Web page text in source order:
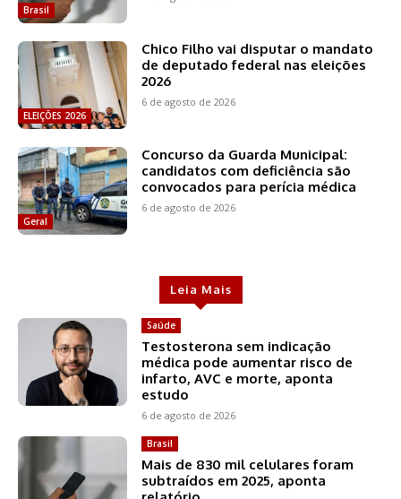
Brasil
ELEIÇÕES 2026
Chico Filho vai disputar o mandato
de deputado federal nas eleições
2026
6 de agosto de 2026
Geral
Concurso da Guarda Municipal:
candidatos com deficiência são
convocados para perícia médica
6 de agosto de 2026
Leia Mais
Saúde
Testosterona sem indicação
médica pode aumentar risco de
infarto, AVC e morte, aponta
estudo
6 de agosto de 2026
Brasil
Mais de 830 mil celulares foram
subtraídos em 2025, aponta